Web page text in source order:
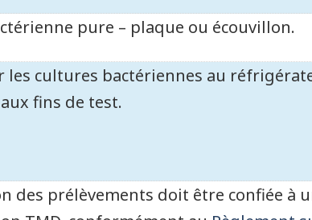
pure – plaque ou écouvillon.
les cultures bactériennes au
fins de test.
des prélèvements doit être confiée